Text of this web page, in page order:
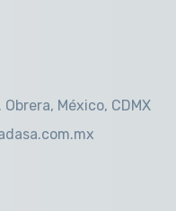
México, CDMX